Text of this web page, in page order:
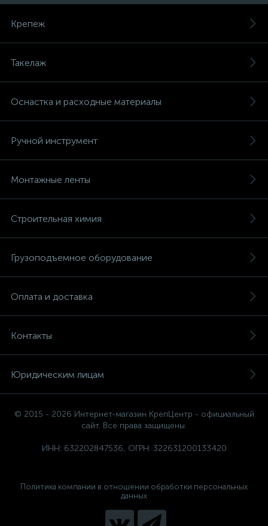
Крепеж
Такелаж
Оснастка и расходные материалы
Ручной инструмент
Монтажные ленты
Строительная химия
Грузоподъемное оборудование
Оплата и доставка
Контакты
Юридическим лицам
© 2015 - 2026 Интернет-магазин КрепЦентр - официальный
сайт. Все права защищены.
ИНН: 632202847536, ОГРН: 322631200133420
Политика компании в отношении обработки персональных
данных